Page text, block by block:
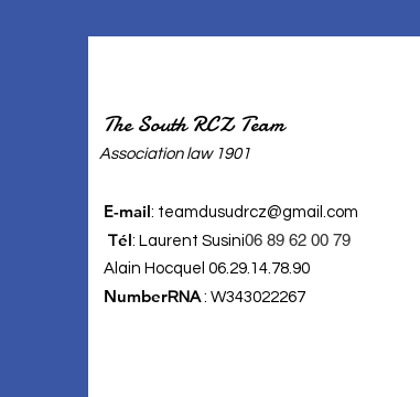
The South RCZ Team
​Association law 1901
E-mail: teamdusudrcz@gmail.com
Tél: Laurent Susini06 89 62 00 79
Alain Hocquel 06.29.14.78.90
NumberRNA: W343022267